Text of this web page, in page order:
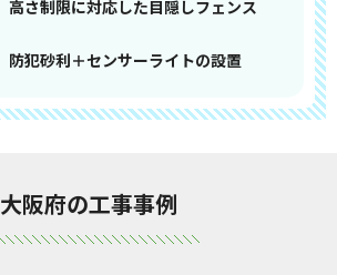
高さ制限に対応した目隠しフェンス
防犯砂利＋センサーライトの設置
大阪府の工事事例